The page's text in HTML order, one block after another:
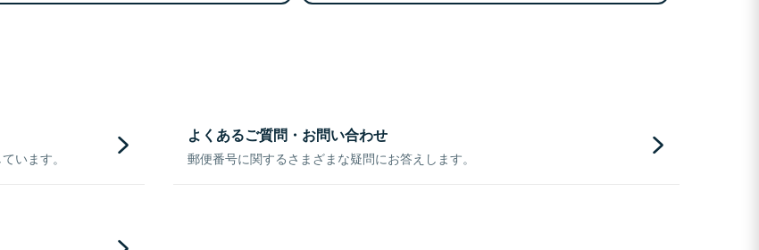
います。
よくあるご質問・お問い合わせ
郵便番号に関するさまざまな疑問にお答えします。